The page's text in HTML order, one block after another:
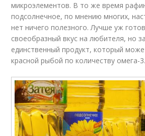
микроэлементов. В то же время
подсолнечное, по мнению многих,
нет ничего полезного. Лучше уж
своеобразный вкус на любителя, но
единственный продукт, который
красной рыбой по количеству омега-3.